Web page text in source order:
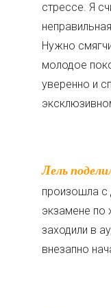
стрессе. Я
Нужно
молодое
уверенно и
Лель поделилась историей, которая
произошла с
экзамене по
заходили в
внезапно